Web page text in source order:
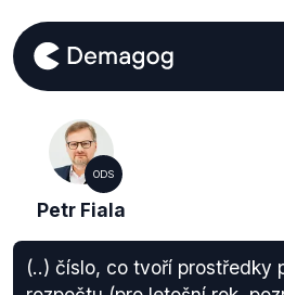
ODS
Petr Fiala
(..) číslo, co tvoří prostředky